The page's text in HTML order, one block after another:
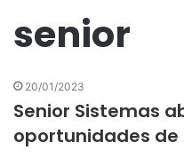
senior
20/01/2023
Senior Sistemas
oportunidades